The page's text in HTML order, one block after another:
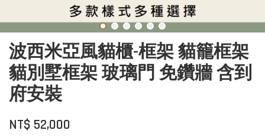
波西米亞風貓櫃-框架 貓籠框架
貓別墅框架 玻璃門 免鑽牆 含到
府安裝
NT$ 52,000